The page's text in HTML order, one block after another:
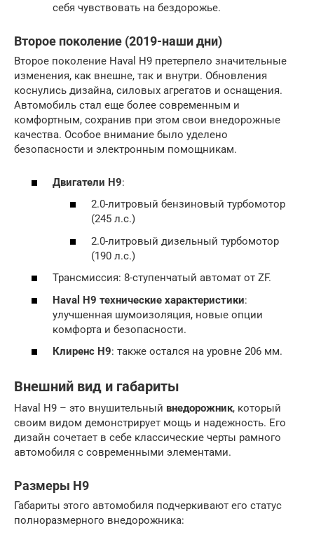
себя чувствовать на бездорожье.
Второе поколение (2019-наши дни)
Второе поколение Haval H9 претерпело значительные
изменения, как внешне, так и внутри. Обновления
коснулись дизайна, силовых агрегатов и оснащения.
Автомобиль стал еще более современным и
комфортным, сохранив при этом свои внедорожные
качества. Особое внимание было уделено
безопасности и электронным помощникам.
Двигатели H9:
2.0-литровый бензиновый турбомотор
(245 л.с.)
2.0-литровый дизельный турбомотор
(190 л.с.)
Трансмиссия: 8-ступенчатый автомат от ZF.
Haval H9 технические характеристики:
улучшенная шумоизоляция, новые опции
комфорта и безопасности.
Клиренс H9: также остался на уровне 206 мм.
Внешний вид и габариты
Haval H9 – это внушительный внедорожник, который
своим видом демонстрирует мощь и надежность. Его
дизайн сочетает в себе классические черты рамного
автомобиля с современными элементами.
Размеры H9
Габариты этого автомобиля подчеркивают его статус
полноразмерного внедорожника: